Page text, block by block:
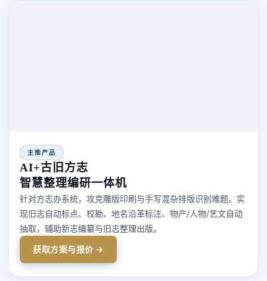
主推产品
AI+古旧方志
智慧整理编研一体机
针对方志办系统，攻克雕版印刷与手写混杂排版识别难题。实
现旧志自动标点、校勘、地名沿革标注、物产/人物/艺文自动
抽取，辅助新志编纂与旧志整理出版。
获取方案与报价 →